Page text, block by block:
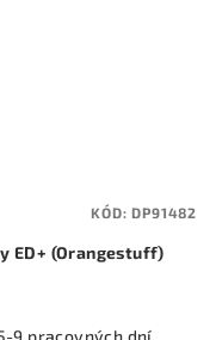
ED+ (Orangestuff)
KÓD:DP91482